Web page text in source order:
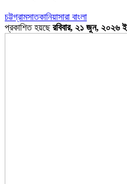
চট্টগ্রামসাতকানিয়াসারা বাংলা
প্রকাশিত হয়ছেরবিবার, ২১ জুন, ২০২৬